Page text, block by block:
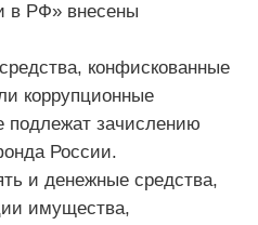
в РФ» внесены
конфискованные
коррупционные
подлежат зачислению
России.
и денежные средства,
имущества,